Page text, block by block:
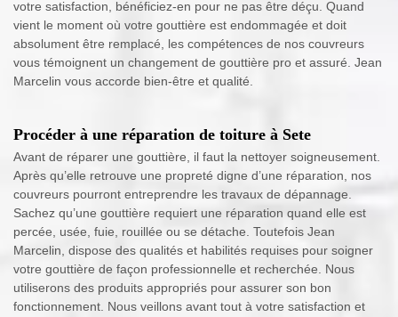
votre satisfaction, bénéficiez-en pour ne pas être déçu. Quand
vient le moment où votre gouttière est endommagée et doit
absolument être remplacé, les compétences de nos couvreurs
vous témoignent un changement de gouttière pro et assuré. Jean
Marcelin vous accorde bien-être et qualité.
Procéder à une réparation de toiture à Sete
Avant de réparer une gouttière, il faut la nettoyer soigneusement.
Après qu’elle retrouve une propreté digne d’une réparation, nos
couvreurs pourront entreprendre les travaux de dépannage.
Sachez qu’une gouttière requiert une réparation quand elle est
percée, usée, fuie, rouillée ou se détache. Toutefois Jean
Marcelin, dispose des qualités et habilités requises pour soigner
votre gouttière de façon professionnelle et recherchée. Nous
utiliserons des produits appropriés pour assurer son bon
fonctionnement. Nous veillons avant tout à votre satisfaction et